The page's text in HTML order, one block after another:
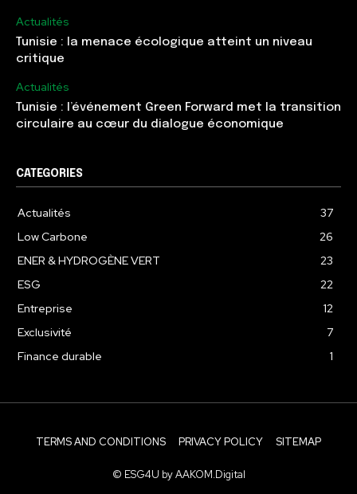
Actualités
Tunisie : la menace écologique atteint un niveau
critique
Actualités
Tunisie : l’événement Green Forward met la transition
circulaire au cœur du dialogue économique
CATEGORIES
Actualités
37
Low Carbone
26
ENER & HYDROGÈNE VERT
23
ESG
22
Entreprise
12
Exclusivité
7
Finance durable
1
TERMS AND CONDITIONS PRIVACY POLICY SITEMAP
© ESG4U by AAKOM.Digital